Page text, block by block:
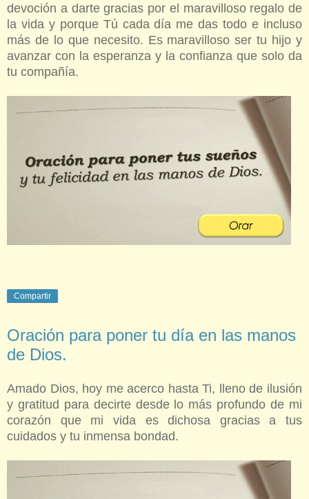
devoción a darte gracias por el maravilloso regalo de
la vida y porque Tú cada día me das todo e incluso
más de lo que necesito. Es maravilloso ser tu hijo y
avanzar con la esperanza y la confianza que solo da
tu compañía.
Compartir
Oración para poner tu día en las manos
de Dios.
Amado Dios, hoy me acerco hasta Ti, lleno de ilusión
y gratitud para decirte desde lo más profundo de mi
corazón que mi vida es dichosa gracias a tus
cuidados y tu inmensa bondad.